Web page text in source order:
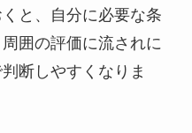
と、自分に必要な条
囲の評価に流されに
断しやすくなりま